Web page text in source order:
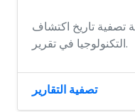
تصفية تاريخ اكتشاف
التكنولوجيا في تقرير.
تصفية التقارير